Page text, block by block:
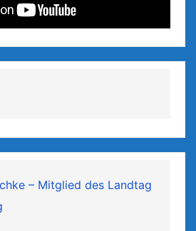
– Mitglied des Landtag